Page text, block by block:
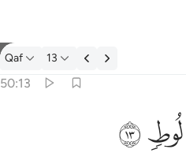
Tafsir: Qaf 50:13
Qaf 13
50:13
وَعَادٌۭ وَفِرْعَوْنُ وَإِخْوَٰنُ لُوطٍۢ ١٣
ﲶﲷ